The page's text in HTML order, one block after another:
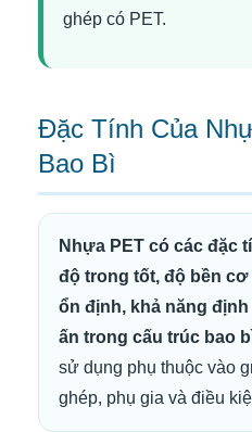
ghép có PET.
Đặc Tính Của
Bao Bì
Nhựa PET có các đặc
độ trong tốt, độ bền cơ
ổn định, khả năng
ấn trong cấu trúc bao
sử dụng phụ thuộc vào
ghép, phụ gia và điều